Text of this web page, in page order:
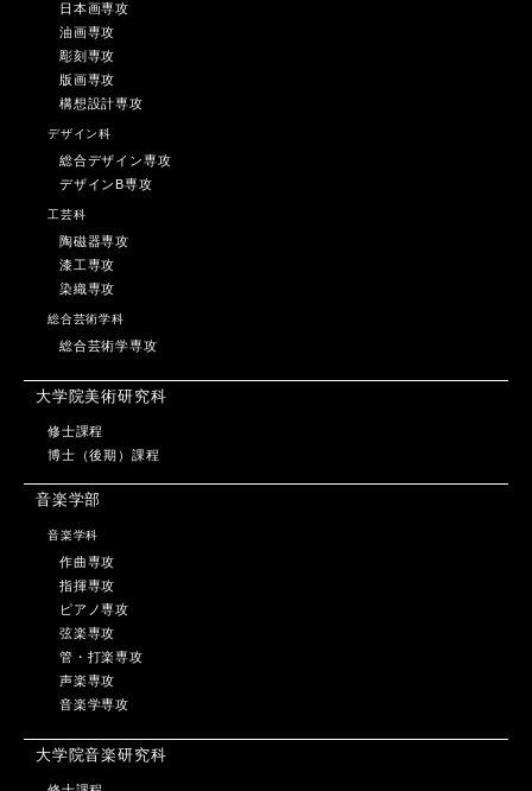
日本画専攻
油画専攻
彫刻専攻
版画専攻
構想設計専攻
デザイン科
総合デザイン専攻
デザインB専攻
工芸科
陶磁器専攻
漆工専攻
染織専攻
総合芸術学科
総合芸術学専攻
大学院美術研究科
修士課程
博士（後期）課程
音楽学部
音楽学科
作曲専攻
指揮専攻
ピアノ専攻
弦楽専攻
管・打楽専攻
声楽専攻
音楽学専攻
大学院音楽研究科